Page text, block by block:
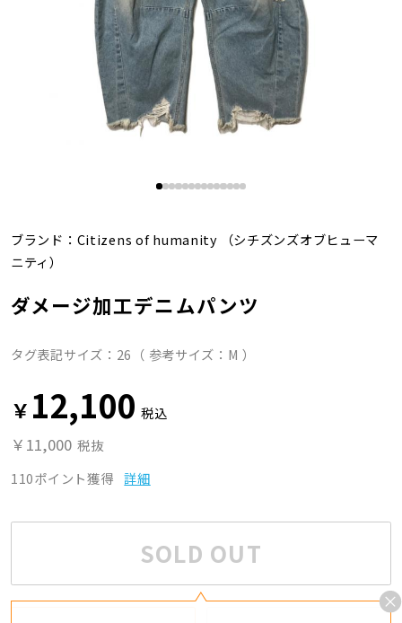
ブランド： Citizens of humanity（シチズンズオブヒューマ
ニティ）
ダメージ加工デニムパンツ
タグ表記サイズ：26（ 参考サイズ：M ）
￥ 12,100 税込
￥11,000 税抜
110ポイント獲得 詳細
SOLD OUT